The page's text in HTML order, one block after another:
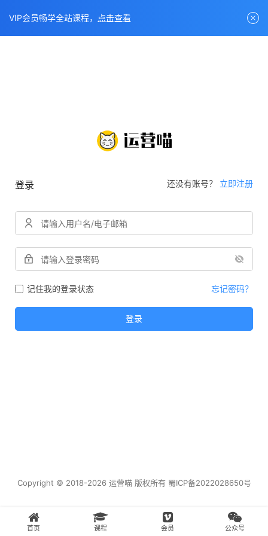
登录 还没有账号？ 立即注册
记住我的登录状态 忘记密码？
登录
Copyright © 2018-2026 运营喵 版权所有 蜀ICP备2022028650号
首页 课程 会员 公众号
VIP会员畅学全站课程， 点击查看